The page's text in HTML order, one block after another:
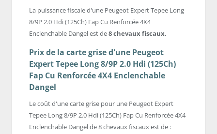
La puissance fiscale d'une Peugeot Expert Tepee Long
8/9P 2.0 Hdi (125Ch) Fap Cu Renforcée 4X4
Enclenchable Dangel est de8 chevaux fiscaux.
Prix de la carte grise d'une Peugeot
Expert Tepee Long 8/9P 2.0 Hdi (125Ch)
Fap Cu Renforcée 4X4 Enclenchable
Dangel
Le coût d'une carte grise pour une Peugeot Expert
Tepee Long 8/9P 2.0 Hdi (125Ch) Fap Cu Renforcée 4X4
Enclenchable Dangel de 8 chevaux fiscaux est de :